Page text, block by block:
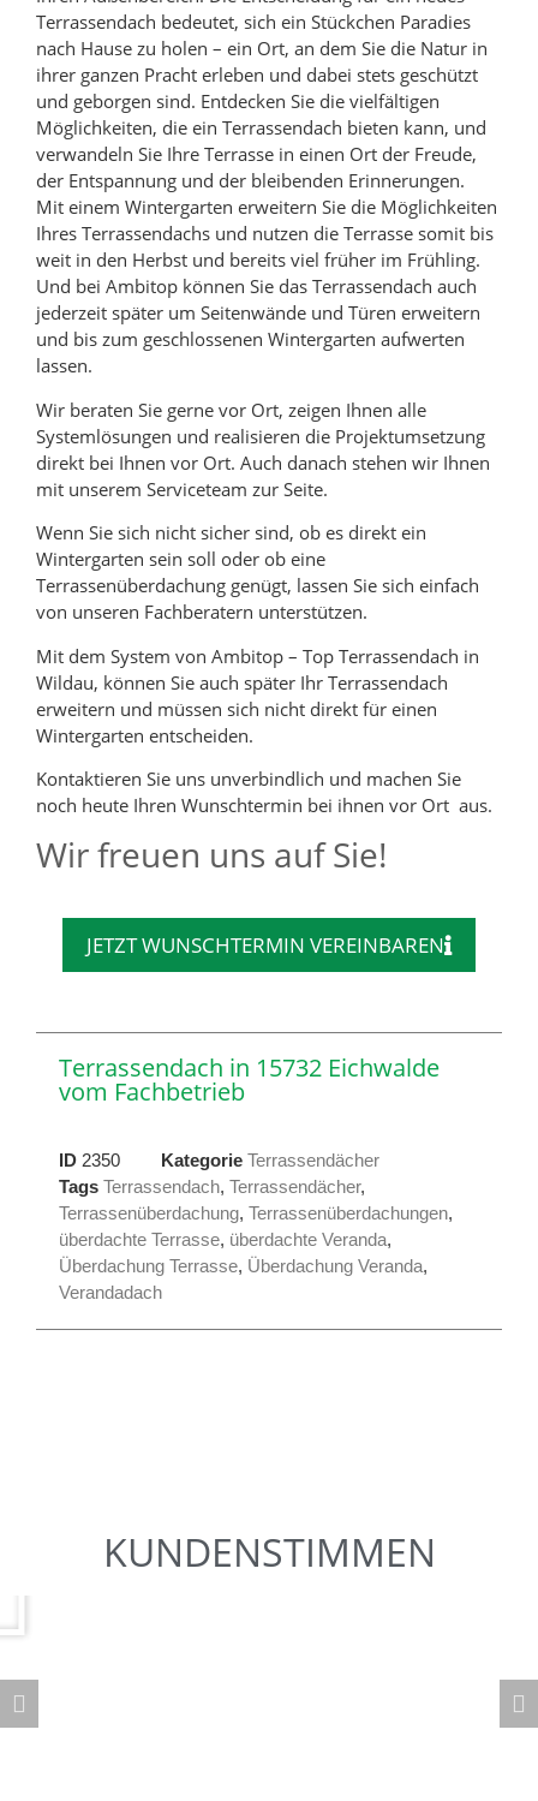
Terrassendach bedeutet, sich ein Stückchen Paradies
nach Hause zu holen – ein Ort, an dem Sie die Natur in
ihrer ganzen Pracht erleben und dabei stets geschützt
und geborgen sind. Entdecken Sie die vielfältigen
Möglichkeiten, die ein Terrassendach bieten kann, und
verwandeln Sie Ihre Terrasse in einen Ort der Freude,
der Entspannung und der bleibenden Erinnerungen.
Mit einem Wintergarten erweitern Sie die Möglichkeiten
Ihres Terrassendachs und nutzen die Terrasse somit bis
weit in den Herbst und bereits viel früher im Frühling.
Und bei Ambitop können Sie das Terrassendach auch
jederzeit später um Seitenwände und Türen erweitern
und bis zum geschlossenen Wintergarten aufwerten
lassen.
Wir beraten Sie gerne vor Ort, zeigen Ihnen alle
Systemlösungen und realisieren die Projektumsetzung
direkt bei Ihnen vor Ort. Auch danach stehen wir Ihnen
mit unserem Serviceteam zur Seite.
Wenn Sie sich nicht sicher sind, ob es direkt ein
Wintergarten sein soll oder ob eine
Terrassenüberdachung genügt, lassen Sie sich einfach
von unseren Fachberatern unterstützen.
Mit dem System von Ambitop – Top Terrassendach in
Wildau, können Sie auch später Ihr Terrassendach
erweitern und müssen sich nicht direkt für einen
Wintergarten entscheiden.
Kontaktieren Sie uns unverbindlich und machen Sie
noch heute Ihren Wunschtermin bei ihnen vor Ort aus.
Wir freuen uns auf Sie!
JETZT WUNSCHTERMIN VEREINBAREN
Terrassendach in 15732 Eichwalde
vom Fachbetrieb
ID 2350 Kategorie Terrassendächer
Tags Terrassendach, Terrassendächer,
Terrassenüberdachung, Terrassenüberdachungen,
überdachte Terrasse, überdachte Veranda,
Überdachung Terrasse, Überdachung Veranda,
Verandadach
KUNDENSTIMMEN